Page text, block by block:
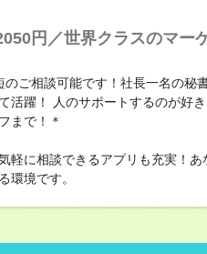
円／世界クラスのマー
ご相談可能です！社長一名の秘
活躍！ 人のサポートするのが好
まで！＊
軽に相談できるアプリも充実！
環境です。